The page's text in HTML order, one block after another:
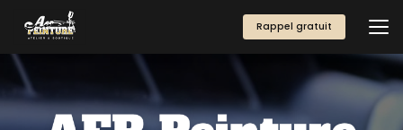
contenu
principal
Rappel gratuit